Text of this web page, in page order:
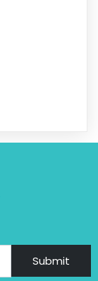
Submit